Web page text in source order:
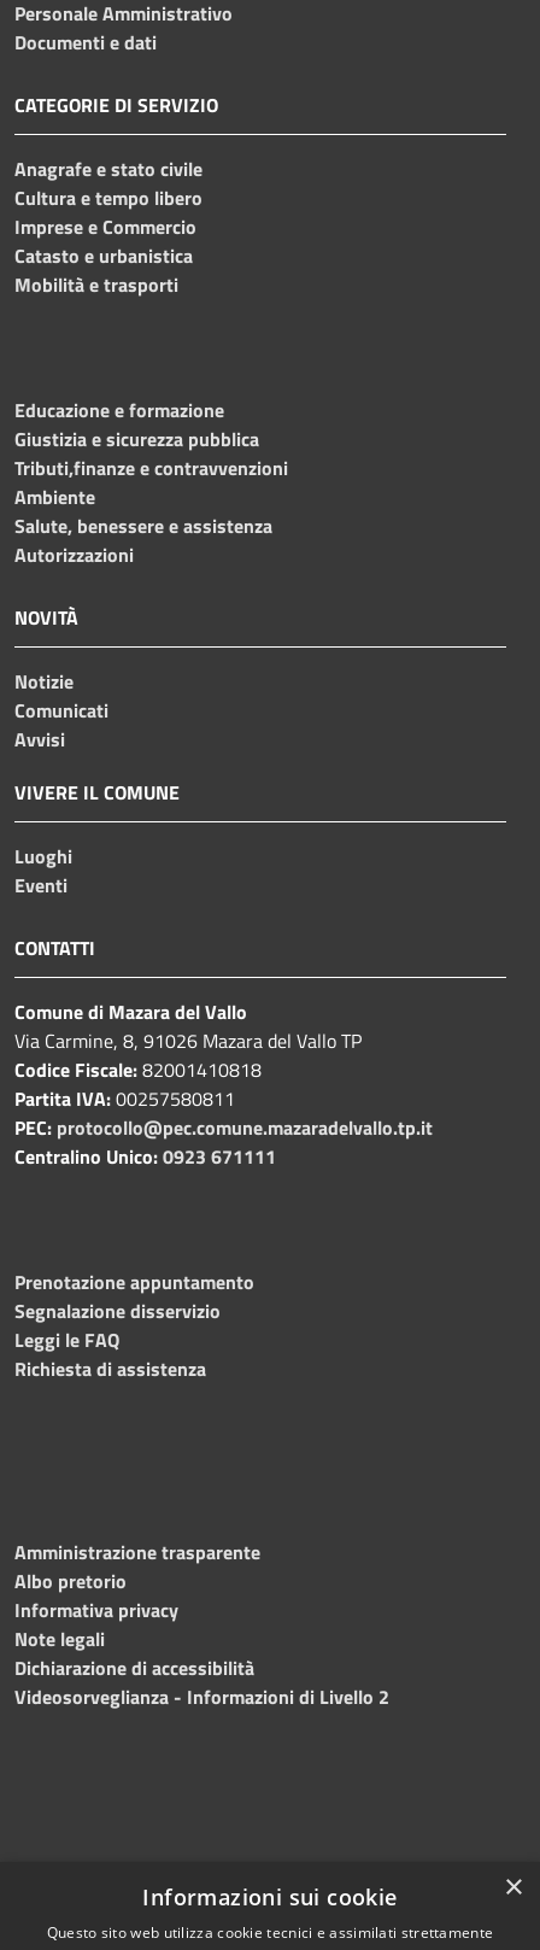
Personale Amministrativo
Documenti e dati
CATEGORIE DI SERVIZIO
Anagrafe e stato civile
Cultura e tempo libero
Imprese e Commercio
Catasto e urbanistica
Mobilità e trasporti
Educazione e formazione
Giustizia e sicurezza pubblica
Tributi,finanze e contravvenzioni
Ambiente
Salute, benessere e assistenza
Autorizzazioni
NOVITÀ
Notizie
Comunicati
Avvisi
VIVERE IL COMUNE
Luoghi
Eventi
CONTATTI
Comune di Mazara del Vallo
Via Carmine, 8, 91026 Mazara del Vallo TP
Codice Fiscale:82001410818
Partita IVA:00257580811
PEC: protocollo@pec.comune.mazaradelvallo.tp.it
Centralino Unico:0923 671111
Prenotazione appuntamento
Segnalazione disservizio
Leggi le FAQ
Richiesta di assistenza
Amministrazione trasparente
Albo pretorio
Informativa privacy
Note legali
Dichiarazione di accessibilità
Videosorveglianza - Informazioni di Livello 2
×
Informazioni sui cookie
Questo sito web utilizza cookie tecnici e assimilati strettamente